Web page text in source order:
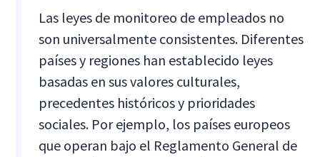
Las leyes de monitoreo de empleados no
son universalmente consistentes. Diferentes
países y regiones han establecido leyes
basadas en sus valores culturales,
precedentes históricos y prioridades
sociales. Por ejemplo, los países europeos
que operan bajo el Reglamento General de